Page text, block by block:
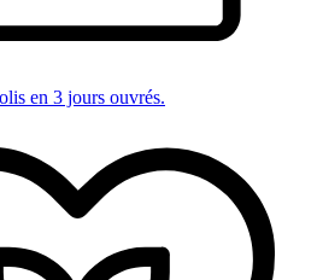
en 3 jours ouvrés.